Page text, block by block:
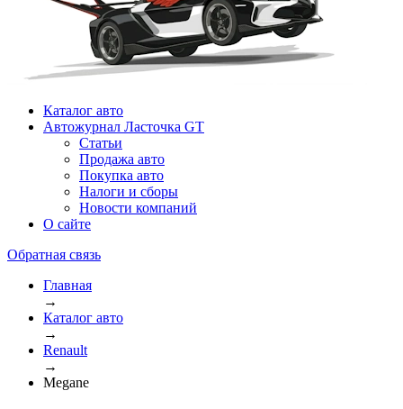
Каталог авто
Автожурнал Ласточка GT
Статьи
Продажа авто
Покупка авто
Налоги и сборы
Новости компаний
О сайте
Обратная связь
Главная
→
Каталог авто
→
Renault
→
Megane